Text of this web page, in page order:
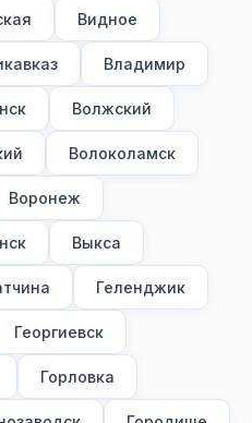
Видное
Владимир
Волжский
Волоколамск
Воронеж
Выкса
Геленджик
Георгиевск
Горловка